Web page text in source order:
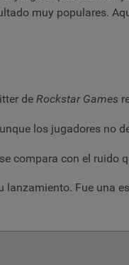
muy populares.
de Rockstar Games
los jugadores no
compara con el ruido
Fue una